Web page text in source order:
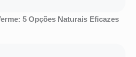
5 Opções Naturais Eficazes